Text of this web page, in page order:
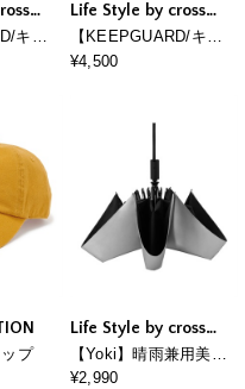
キー
クサ
ット
Life Style by cross
marche
【KEEPGUARD/キー
プガード】Newボクサ
工 尿漏れ対応パンツ
¥4,500
プ
Life Style by cross
marche
【Yoki】晴雨兼用美肌
傘 日傘 ユニセックス
¥2,990